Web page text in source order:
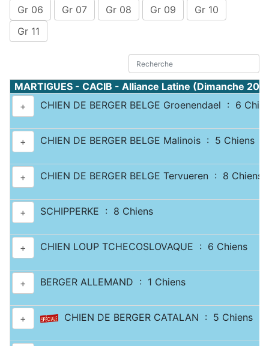
Gr 06
Gr 07 Gr 08 Gr 09
Gr 10
Gr 11
MARTIGUES - CACIB - Alliance Latine (Dimanche
+
CHIEN DE BERGER BELGE Groenendael : 6
+ CHIEN DE BERGER BELGE Malinois : 5 Chiens
+ CHIEN DE BERGER BELGE Tervueren : 8 Chiens
+ SCHIPPERKE : 8 Chiens
+ CHIEN LOUP TCHECOSLOVAQUE : 6 Chiens
+ BERGER ALLEMAND : 1 Chiens
+ CHIEN DE BERGER CATALAN : 5 Chiens